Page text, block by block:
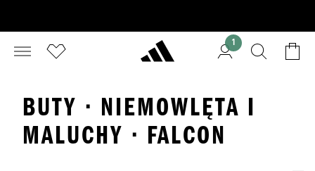
1
BUTY · NIEMOWLĘTA I
MALUCHY · FALCON